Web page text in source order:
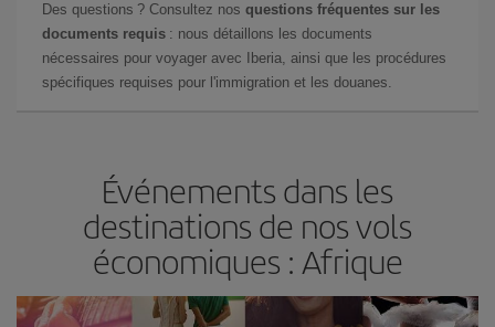
Des questions ? Consultez nos questions fréquentes sur les
documents requis : nous détaillons les documents
nécessaires pour voyager avec Iberia, ainsi que les procédures
spécifiques requises pour l'immigration et les douanes.
Événements dans les
destinations de nos vols
économiques : Afrique